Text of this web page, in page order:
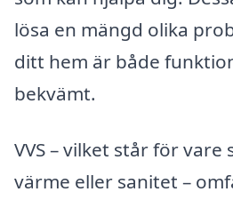
lösa en mängd olika
ditt hem är både
bekvämt.
VVS – vilket står för
värme eller sanitet –